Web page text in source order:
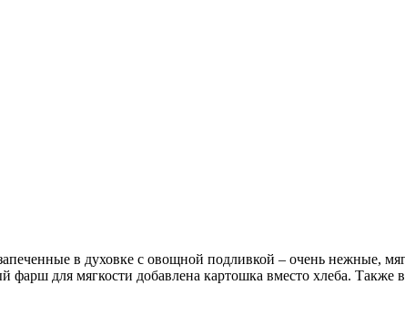
в духовке с овощной подливкой – очень нежные,
для мягкости добавлена картошка вместо хлеба. Также